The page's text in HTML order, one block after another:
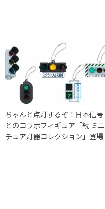
ちゃんと点灯するぞ！日本信号
とのコラボフィギュア「続 ミニ
チュア灯器コレクション」登場